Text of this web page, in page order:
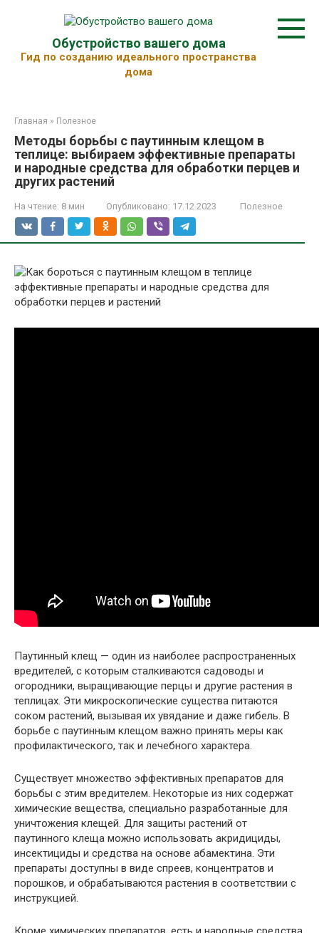
Обустройство вашего дома
Гид по созданию идеального пространства
дома
Главная » Полезное
Методы борьбы с паутинным клещом в
теплице: выбираем эффективные препараты
и народные средства для обработки перцев и
других растений
На чтение: 8 мин Опубликовано: 17.12.2023 Полезное
Паутинный клещ — один из наиболее распространенных
вредителей, с которым сталкиваются садоводы и
огородники, выращивающие перцы и другие растения в
теплицах. Эти микроскопические существа питаются
соком растений, вызывая их увядание и даже гибель. В
борьбе с паутинным клещом важно принять меры как
профилактического, так и лечебного характера.
Существует множество эффективных препаратов для
борьбы с этим вредителем. Некоторые из них содержат
химические вещества, специально разработанные для
уничтожения клещей. Для защиты растений от
паутинного клеща можно использовать акридициды,
инсектициды и средства на основе абамектина. Эти
препараты доступны в виде спреев, концентратов и
порошков, и обрабатываются растения в соответствии с
инструкцией.